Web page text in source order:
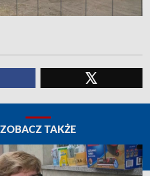
ZOBACZ TAKŻE